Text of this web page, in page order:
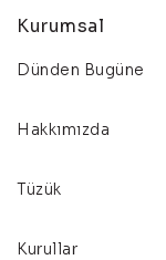
Kurumsal
Dünden Bugüne
Hakkımızda
Tüzük
Kurullar